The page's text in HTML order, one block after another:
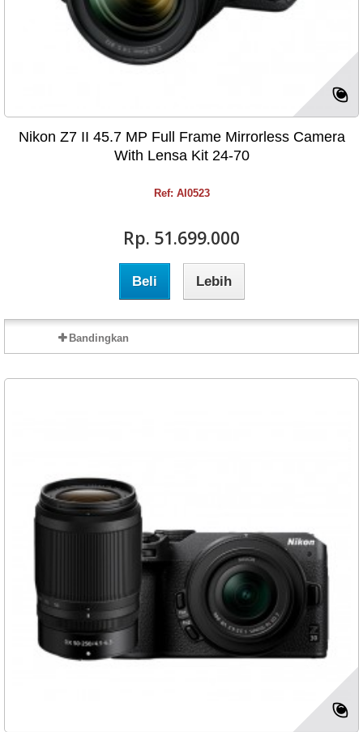
Nikon Z7 II 45.7 MP Full Frame Mirrorless Camera
With Lensa Kit 24-70
Ref: AI0523
Rp‎. 51.699.000
Beli Lebih
Bandingkan